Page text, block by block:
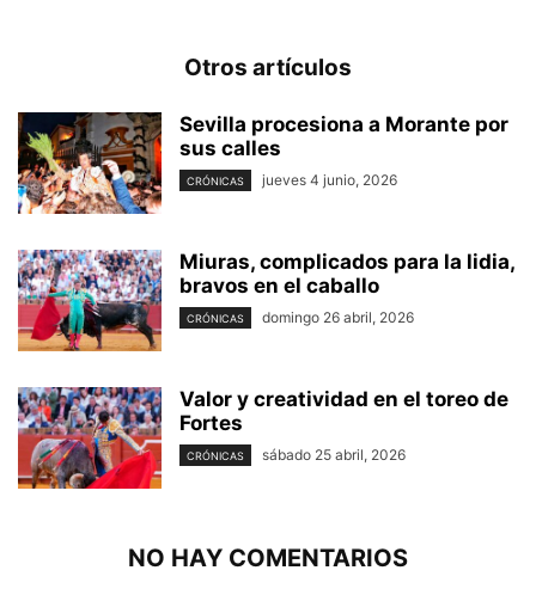
Otros artículos
Sevilla procesiona a Morante por
sus calles
CRÓNICAS jueves 4 junio, 2026
Miuras, complicados para la lidia,
bravos en el caballo
CRÓNICAS domingo 26 abril, 2026
Valor y creatividad en el toreo de
Fortes
CRÓNICAS sábado 25 abril, 2026
NO HAY COMENTARIOS